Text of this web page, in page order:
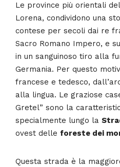
Le province più orientali
Lorena, condividono una
contese per secoli dai re
Sacro Romano Impero, e
in un sanguinoso tiro alla
Germania. Per questo
francese e tedesco,
alla lingua. Le graziose
Gretel” sono la
specialmente lungo la
ovest delle foreste dei
Questa strada è la